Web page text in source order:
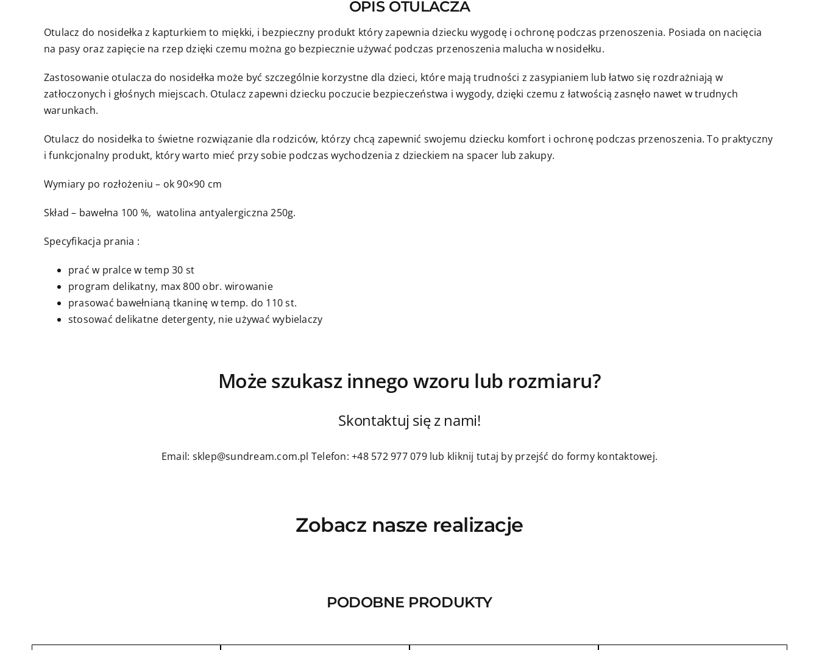
beżem
OPIS OTULACZA
Otulacz do nosidełka z kapturkiem to miękki, i bezpieczny produkt który zapewnia dziecku wygodę i ochronę podczas przenoszenia. Posiada on nacięcia
na pasy oraz zapięcie na rzep dzięki czemu można go bezpiecznie używać podczas przenoszenia malucha w nosidełku.
Zastosowanie otulacza do nosidełka może być szczególnie korzystne dla dzieci, które mają trudności z zasypianiem lub łatwo się rozdrażniają w
zatłoczonych i głośnych miejscach. Otulacz zapewni dziecku poczucie bezpieczeństwa i wygody, dzięki czemu z łatwością zasnęło nawet w trudnych
warunkach.
Otulacz do nosidełka to świetne rozwiązanie dla rodziców, którzy chcą zapewnić swojemu dziecku komfort i ochronę podczas przenoszenia. To praktyczny
i funkcjonalny produkt, który warto mieć przy sobie podczas wychodzenia z dzieckiem na spacer lub zakupy.
Wymiary po rozłożeniu – ok 90×90 cm
Skład – bawełna 100 %, watolina antyalergiczna 250g.
Specyfikacja prania :
prać w pralce w temp 30 st
program delikatny, max 800 obr. wirowanie
prasować bawełnianą tkaninę w temp. do 110 st.
stosować delikatne detergenty, nie używać wybielaczy
Może szukasz innego wzoru lub rozmiaru?
Skontaktuj się z nami!
Email: sklep@sundream.com.pl Telefon: +48 572 977 079 lub kliknij tutaj by przejść do formy kontaktowej.
Zobacz nasze realizacje
PODOBNE PRODUKTY